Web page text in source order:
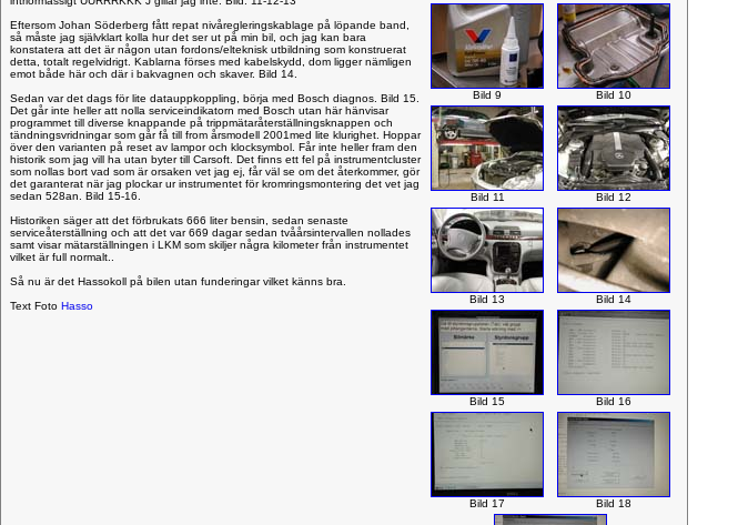
Bild 9 Bild 10
Bild 11 Bild 12
Bild 13 Bild 14
Bild 15 Bild 16
Bild 17 Bild 18
Eftersom Johan Söderberg fått repat nivåregleringskablage på löpande band,
så måste jag självklart kolla hur det ser ut på min bil, och jag kan bara
konstatera att det är någon utan fordons/elteknisk utbildning som konstruerat
detta, totalt regelvidrigt. Kablarna förses med kabelskydd, dom ligger nämligen
emot både här och där i bakvagnen och skaver. Bild 14.
Sedan var det dags för lite datauppkoppling, börja med Bosch diagnos. Bild 15.
Det går inte heller att nolla serviceindikatorn med Bosch utan här hänvisar
programmet till diverse knappande på trippmätaråterställningsknappen och
tändningsvridningar som går få till from årsmodell 2001med lite klurighet. Hoppar
över den varianten på reset av lampor och klocksymbol. Får inte heller fram den
historik som jag vill ha utan byter till Carsoft. Det finns ett fel på instrumentcluster
som nollas bort vad som är orsaken vet jag ej, får väl se om det återkommer, gör
det garanterat när jag plockar ur instrumentet för kromringsmontering det vet jag
sedan 528an. Bild 15-16.
Historiken säger att det förbrukats 666 liter bensin, sedan senaste
serviceåterställning och att det var 669 dagar sedan tvåårsintervallen nollades
samt visar mätarställningen i LKM som skiljer några kilometer från instrumentet
vilket är full normalt..
Så nu är det Hassokoll på bilen utan funderingar vilket känns bra.
Text Foto Hasso